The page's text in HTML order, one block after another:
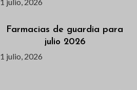
Farmacias de guardia para
julio 2026
1 julio, 2026